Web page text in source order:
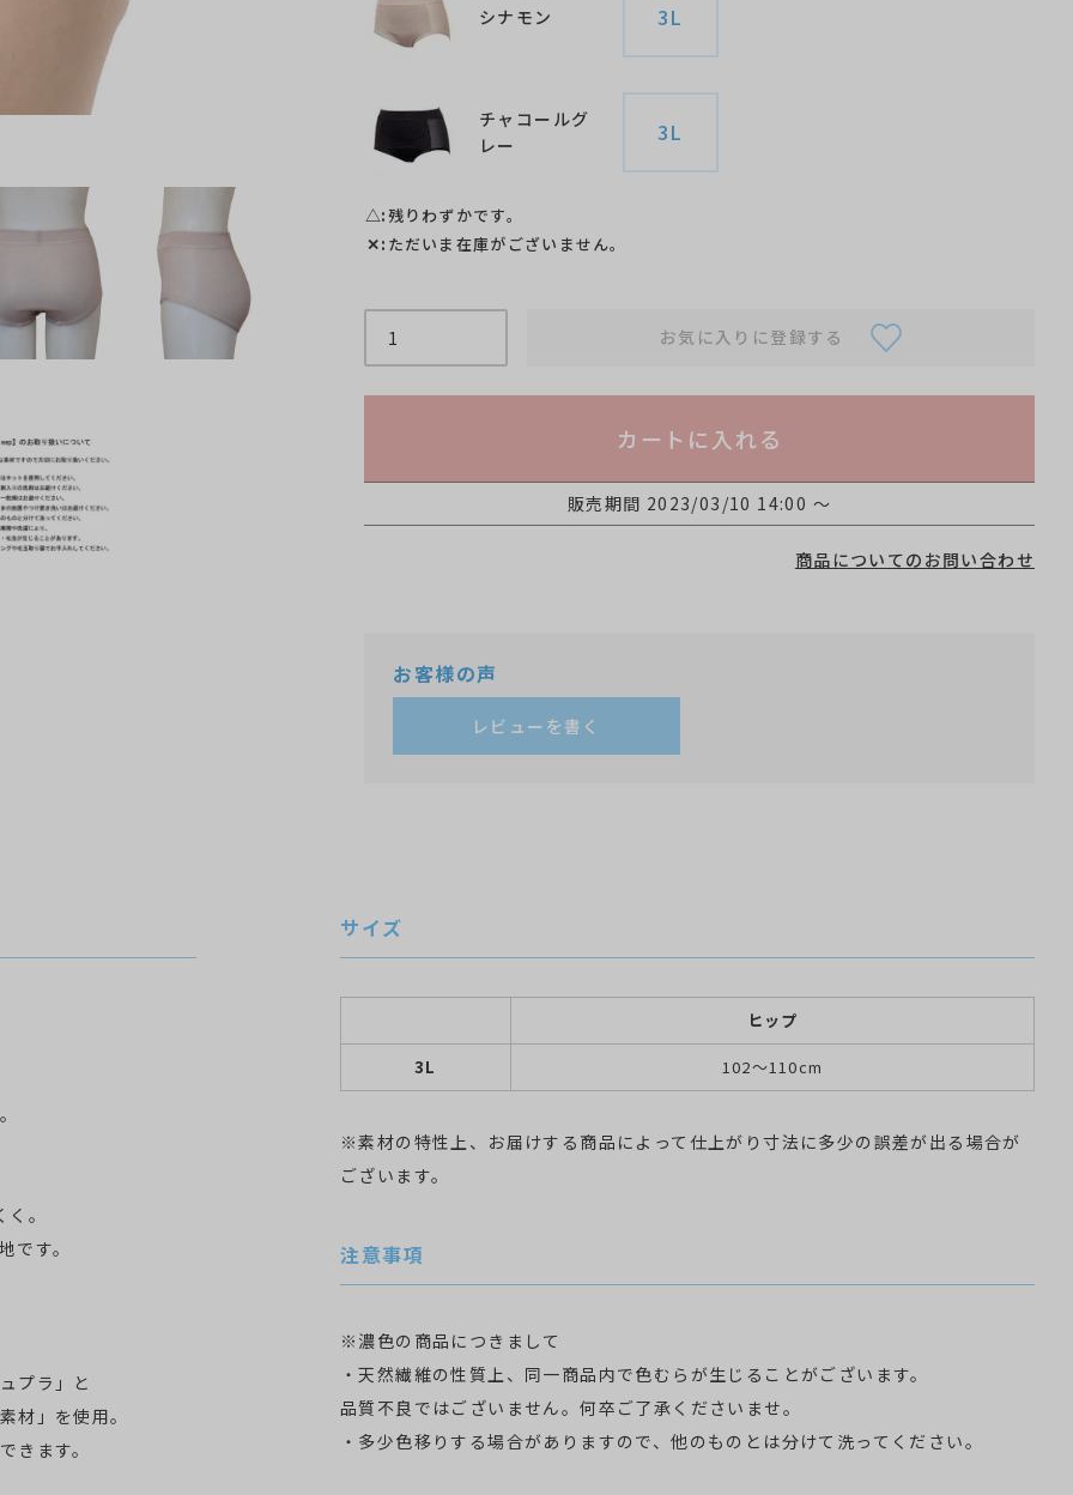
シナモン
シナモン 3L
チャコールグ
レー
3L
△ 残りわずかです。
✕ ただいま在庫がございません。
お気に入りに登録する
カートに入れる
販売期間 2023/03/10 14:00 〜
商品についてのお問い合わせ
レビューを書く
。
です。
プラ」と
材」を使用。
きます。
サイズ
ヒップ
3L 102～110cm
※素材の特性上、お届けする商品によって仕上がり寸法に多少の誤差が出る場合が
ございます。
注意事項
※濃色の商品につきまして
・天然繊維の性質上、同一商品内で色むらが生じることがございます。
品質不良ではございません。何卒ご了承くださいませ。
・多少色移りする場合がありますので、他のものとは分けて洗ってください。